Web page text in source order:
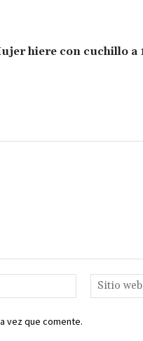
hiere con cuchillo a
Correo
electrónico:*
vez que comente.